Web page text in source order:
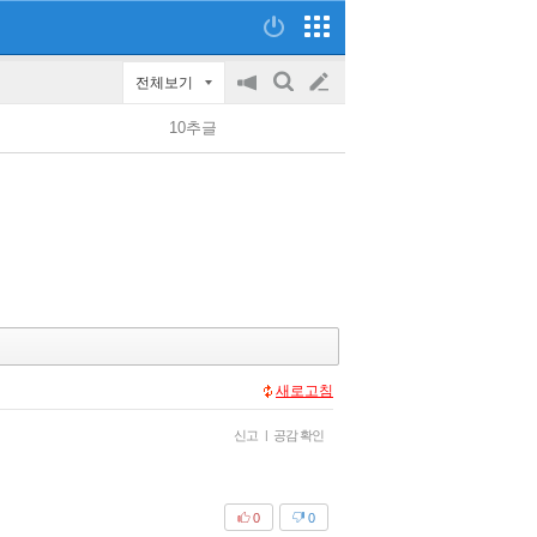
전체보기
공
on/off
검
글
쓰
10추글
새로고침
신고 | 공감 확인
0
0